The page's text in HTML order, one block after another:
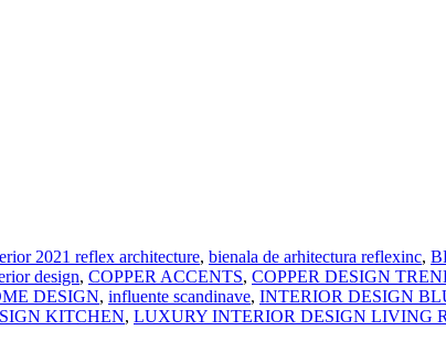
2021 reflex architecture, bienala de arhitectura reflexinc,
design, COPPER ACCENTS, COPPER DESIGN
DESIGN, influente scandinave, INTERIOR DESIGN
KITCHEN, LUXURY INTERIOR DESIGN LIVING